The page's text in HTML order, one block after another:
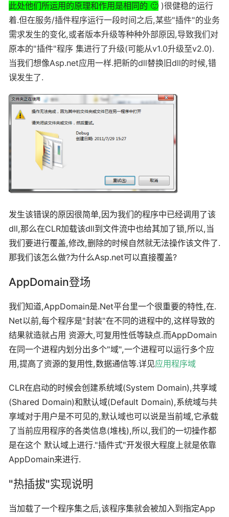
此处他们所运用的原理和作用是相同的 🙂)很健稳的运行
着.但在服务/插件程序运行一段时间之后,某些"插件"的业务
需求发生的变化,或者版本升级等种种外部原因,导致我们对
原本的"插件"程序 集进行了升级(可能从v1.0升级至v2.0).
当我们想像Asp.net应用一样.把新的dll替换旧dll的时候,错
误发生了.
发生该错误的原因很简单,因为我们的程序中已经调用了该
dll,那么在CLR加载该dll到文件流中也给其加了锁,所以,当
我们要进行覆盖,修改,删除的时候自然就无法操作该文件了.
那我们该怎么做?为什么Asp.net可以直接覆盖?
AppDomain登场
我们知道,AppDomain是.Net平台里一个很重要的特性,在.
Net以前,每个程序是"封装"在不同的进程中的,这样导致的
结果就造就占用 资源大,可复用性低等缺点.而AppDomain
在同一个进程内划分出多个"域",一个进程可以运行多个应
用,提高了资源的复用性,数据通信等.详见应用程序域
CLR在启动的时候会创建系统域(System Domain),共享域
(Shared Domain)和默认域(Default Domain),系统域与共
享域对于用户是不可见的,默认域也可以说是当前域,它承载
了当前应用程序的各类信息(堆栈),所以,我们的一切操作都
是在这个 默认域上进行."插件式"开发很大程度上就是依靠
AppDomain来进行.
"热插拔"实现说明
当加载了一个程序集之后,该程序集就会被加入到指定App